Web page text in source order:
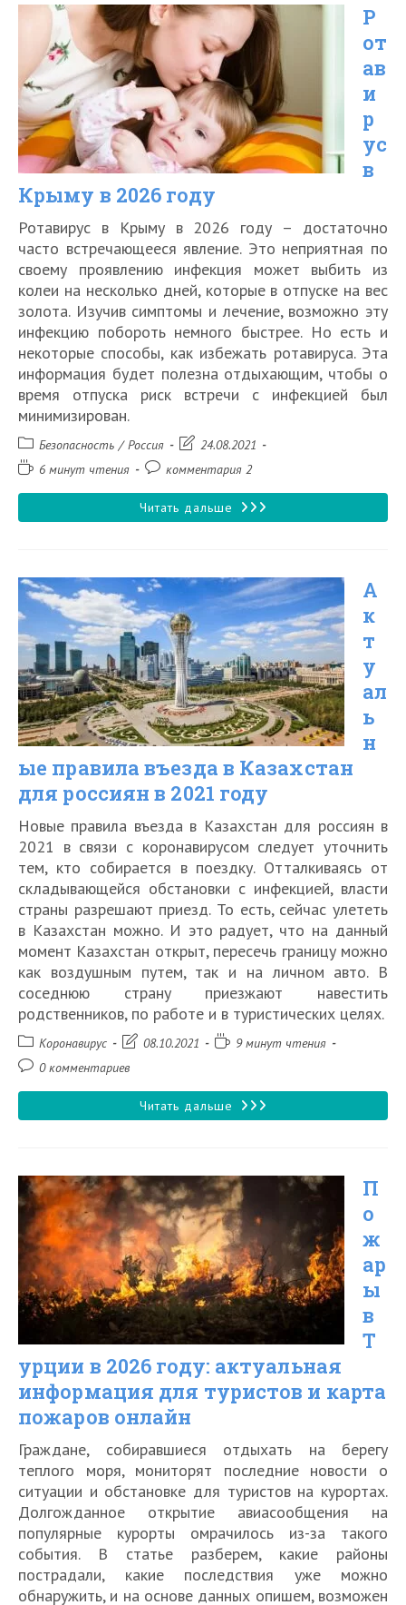
Москву
без
прививки
от
коронавируса
в
году
Р
от
ав
и
р
ус
в
Крыму в 2026 году
Ротавирус в Крыму в 2026 году – достаточно
часто встречающееся явление. Это неприятная по
своему проявлению инфекция может выбить из
колеи на несколько дней, которые в отпуске на вес
золота. Изучив симптомы и лечение, возможно эту
инфекцию побороть немного быстрее. Но есть и
некоторые способы, как избежать ротавируса. Эта
информация будет полезна отдыхающим, чтобы о
время отпуска риск встречи с инфекцией был
минимизирован.
Рубрика
записи:
Безопасность / Россия
Запись24.08.2021
Время6 минут чтения
Комментарии
записи:
комментария 2
Читать дальше Ротавирус
в
2026
году
А
к
т
у
ал
ь
н
ые правила въезда в Казахстан
для россиян в 2021 году
Новые правила въезда в Казахстан для россиян в
2021 в связи с коронавирусом следует уточнить
тем, кто собирается в поездку. Отталкиваясь от
складывающейся обстановки с инфекцией, власти
страны разрешают приезд. То есть, сейчас улететь
в Казахстан можно. И это радует, что на данный
момент Казахстан открыт, пересечь границу можно
как воздушным путем, так и на личном авто. В
соседнюю страну приезжают навестить
родственников, по работе и в туристических целях.
Рубрика
записи:
Коронавирус
Запись08.10.2021
Время9 минут чтения
Комментарии
0 комментариев
Читать дальше Актуальные
в
Казахстан
для
россиян
в
2021
году
П
о
ж
ар
ы
в
Т
урции в 2026 году: актуальная
информация для туристов и карта
пожаров онлайн
Граждане, собиравшиеся отдыхать на берегу
теплого моря, мониторят последние новости о
ситуации и обстановке для туристов на курортах.
Долгожданное открытие авиасообщения на
популярные курорты омрачилось из-за такого
события. В статье разберем, какие районы
пострадали, какие последствия уже можно
обнаружить, и на основе данных опишем, возможен